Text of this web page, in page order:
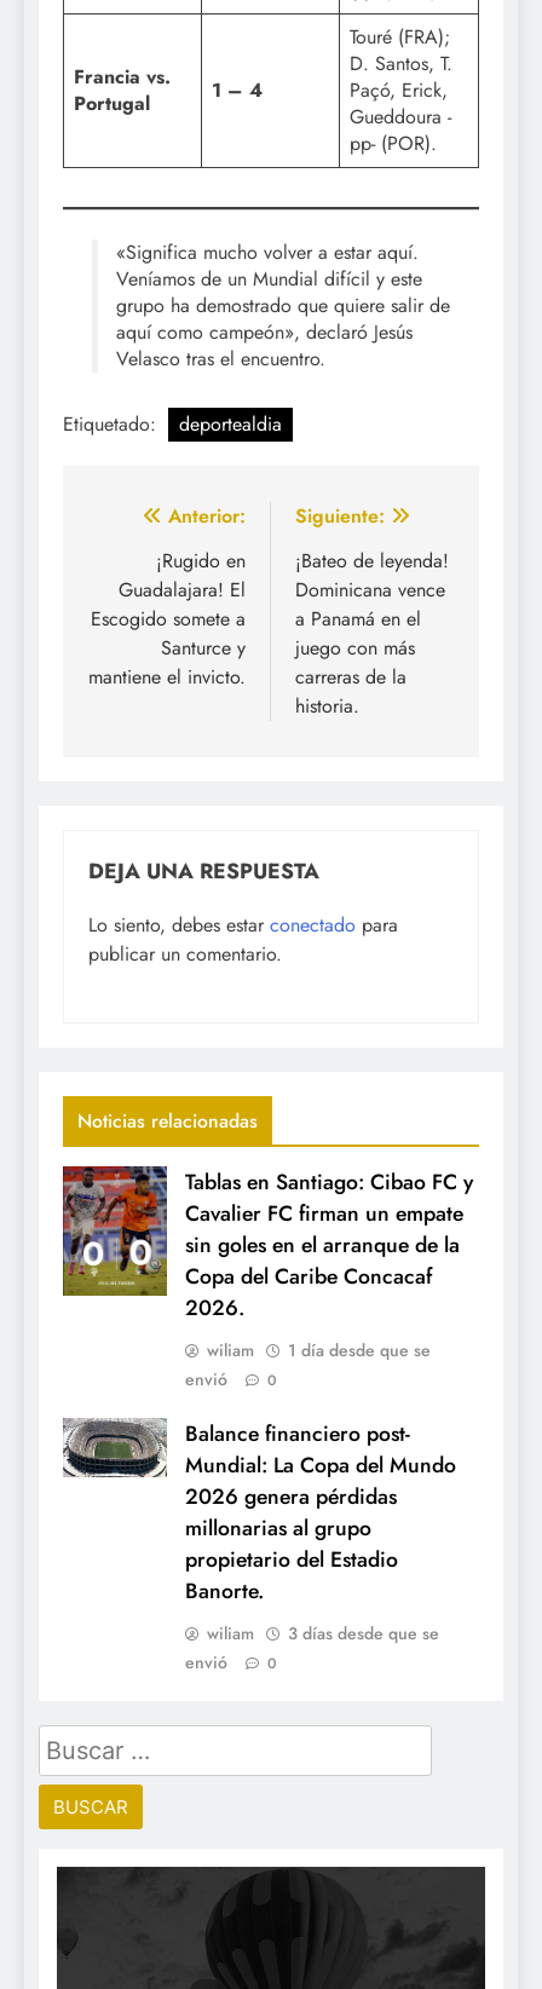
Francia vs.
Portugal
1 – 4
Touré (FRA);
D. Santos, T.
Paçó, Erick,
Gueddoura -
pp- (POR).
«Significa mucho volver a estar aquí.
Veníamos de un Mundial difícil y este
grupo ha demostrado que quiere salir de
aquí como campeón», declaró Jesús
Velasco tras el encuentro.
Etiquetado: deportealdia
Navegación
entradas
Anterior:
¡Rugido en
Guadalajara! El
Escogido somete a
Santurce y
mantiene el invicto.
Siguiente:
¡Bateo de leyenda!
Dominicana vence
a Panamá en el
juego con más
carreras de la
historia.
DEJA UNA RESPUESTA
Lo siento, debes estar conectado para
publicar un comentario.
Noticias relacionadas
Tablas en Santiago: Cibao FC y
Cavalier FC firman un empate
sin goles en el arranque de la
Copa del Caribe Concacaf
2026.
wiliam
1 día desde que se
envió
0
Balance financiero post-
Mundial: La Copa del Mundo
2026 genera pérdidas
millonarias al grupo
propietario del Estadio
Banorte.
wiliam
3 días desde que se
envió
0
Buscar: